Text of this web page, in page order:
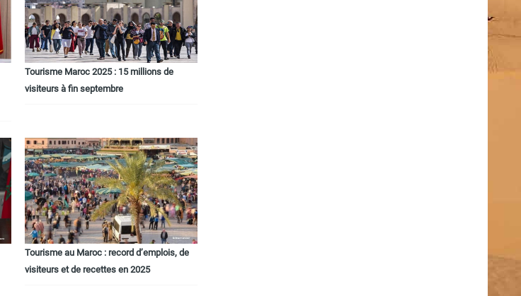
Tourisme Maroc 2025 : 15 millions de
visiteurs à fin septembre
Tourisme au Maroc : record d’emplois, de
visiteurs et de recettes en 2025